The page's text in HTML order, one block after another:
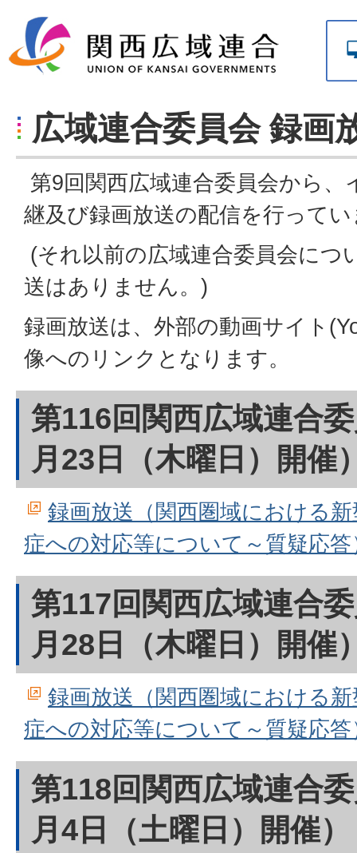
広域連合委員会 録画
第9回関西広域連合委員会から
継及び録画放送の配信を行って
(それ以前の広域連合委員会につ
送はありません。)
録画放送は、外部の動画サイト(
像へのリンクとなります。
第116回関西広域連合
月23日（木曜日）開催
録画放送（関西圏域における
症への対応等について～質疑応答
第117回関西広域連合
月28日（木曜日）開催
録画放送（関西圏域における
症への対応等について～質疑応答
第118回関西広域連合
月4日（土曜日）開催）